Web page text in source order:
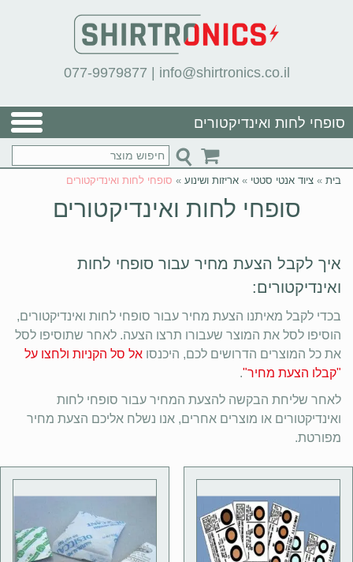
077-9979877 | info@shirtronics.co.il
סופחי לחות ואינדיקטורים
בית » ציוד אנטי סטטי » אריזות ושינוע » סופחי לחות ואינדיקטורים
סופחי לחות ואינדיקטורים
איך לקבל הצעת מחיר עבור סופחי לחות
ואינדיקטורים:
בכדי לקבל מאיתנו הצעת מחיר עבור סופחי לחות ואינדיקטורים,
הוסיפו לסל את המוצר שעבורו תרצו הצעה. לאחר שתוסיפו לסל
את כל המוצרים הדרושים לכם, היכנסו אל סל הקניות ולחצו על
"קבלו הצעת מחיר".
לאחר שליחת הבקשה להצעת המחיר עבור סופחי לחות
ואינדיקטורים או מוצרים אחרים, אנו נשלח אליכם הצעת מחיר
מפורטת.